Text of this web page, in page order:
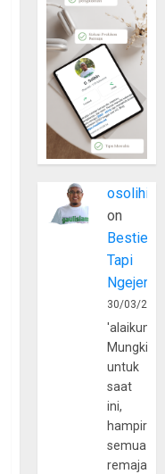
osolihin
on
Bestie
Tapi
30/03/
Mungkin
untuk
saat
ini,
hampir
semua
remaja